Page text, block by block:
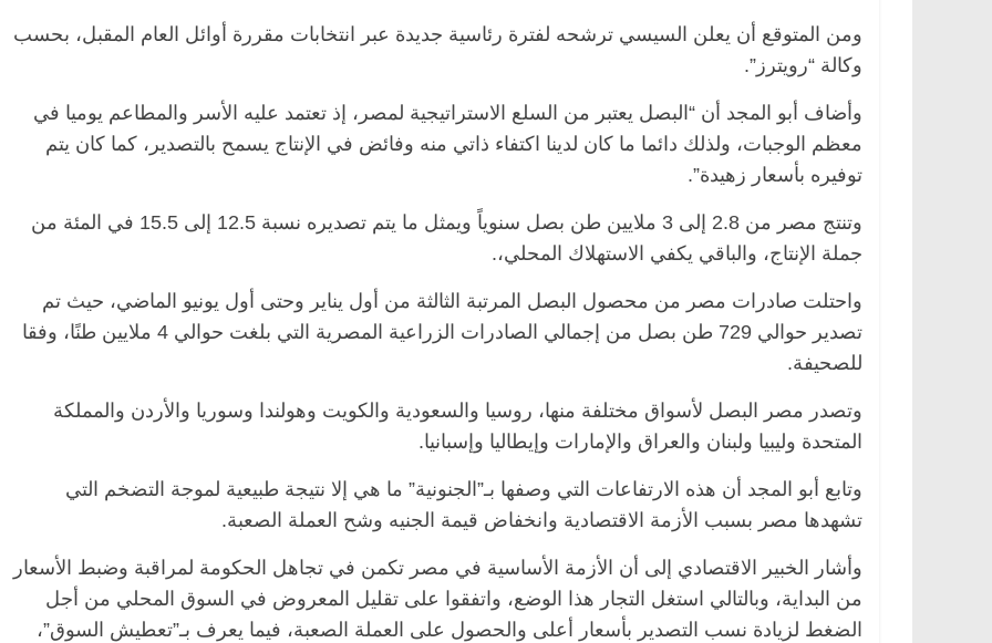
ومن المتوقع أن يعلن السيسي ترشحه لفترة رئاسية جديدة عبر انتخابات مقررة أوائل العام المقبل، بحسب
وكالة “رويترز”.
وأضاف أبو المجد أن “البصل يعتبر من السلع الاستراتيجية لمصر، إذ تعتمد عليه الأسر والمطاعم يوميا في
معظم الوجبات، ولذلك دائما ما كان لدينا اكتفاء ذاتي منه وفائض في الإنتاج يسمح بالتصدير، كما كان يتم
توفيره بأسعار زهيدة”.
وتنتج مصر من 2.8 إلى 3 ملايين طن بصل سنوياً ويمثل ما يتم تصديره نسبة 12.5 إلى 15.5 في المئة من
جملة الإنتاج، والباقي يكفي الاستهلاك المحلي،.
واحتلت صادرات مصر من محصول البصل المرتبة الثالثة من أول يناير وحتى أول يونيو الماضي، حيث تم
تصدير حوالي 729 طن بصل من إجمالي الصادرات الزراعية المصرية التي بلغت حوالي 4 ملايين طنًا، وفقا
للصحيفة.
وتصدر مصر البصل لأسواق مختلفة منها، روسيا والسعودية والكويت وهولندا وسوريا والأردن والمملكة
المتحدة وليبيا ولبنان والعراق والإمارات وإيطاليا وإسبانيا.
وتابع أبو المجد أن هذه الارتفاعات التي وصفها بـ”الجنونية” ما هي إلا نتيجة طبيعية لموجة التضخم التي
تشهدها مصر بسبب الأزمة الاقتصادية وانخفاض قيمة الجنيه وشح العملة الصعبة.
وأشار الخبير الاقتصادي إلى أن الأزمة الأساسية في مصر تكمن في تجاهل الحكومة لمراقبة وضبط الأسعار
من البداية، وبالتالي استغل التجار هذا الوضع، واتفقوا على تقليل المعروض في السوق المحلي من أجل
الضغط لزيادة نسب التصدير بأسعار أعلى والحصول على العملة الصعبة، فيما يعرف بـ”تعطيش السوق”،
مقعد شاغر على مائدة الإفطار.. يحيى
حسين عبدالهادي فارس مقاومة
21 فبراير، 2026
في ذكرى رحيله.. د. نور فرحات فقيه
قانوني دافع عن قضايا الوطن وانحاز
26 يناير، 2026
د. عبدالخالق فاروق.. خبير اقتصادي
يحتفل بذكرى ميلاده وحيداً على أبواب